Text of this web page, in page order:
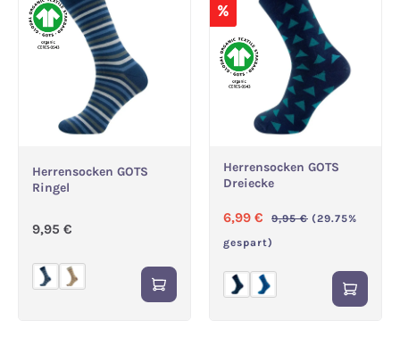
Herrensocken GOTS
Ringel
Regulärer Preis:
9,95 €
%
Herrensocken GOTS
Dreiecke
Verkaufspreis:
6,99 € Regulärer Preis:
9,95 € (29.75%
gespart)